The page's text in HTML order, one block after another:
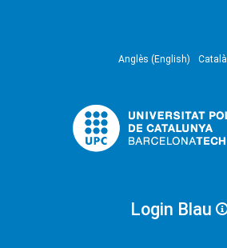
Anglès (English) Català
Login Blau